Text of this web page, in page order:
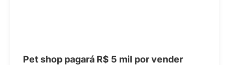
Pet shop pagará R$ 5 mil por vender